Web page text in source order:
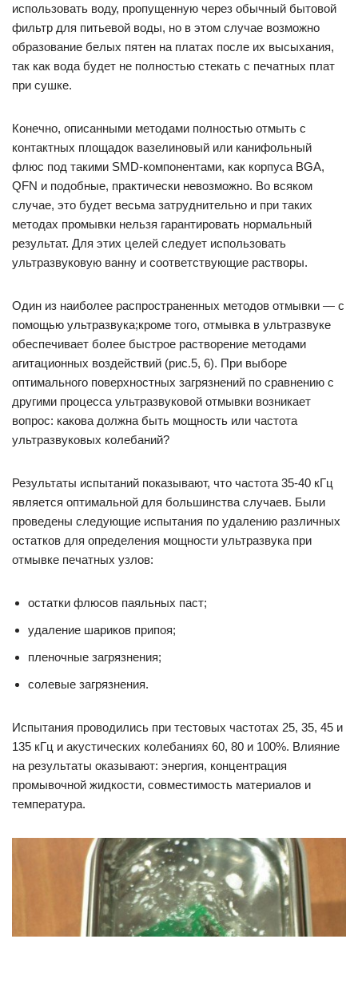
использовать воду, пропущенную через обычный бытовой
фильтр для питьевой воды, но в этом случае возможно
образование белых пятен на платах после их высыхания,
так как вода будет не полностью стекать с печатных плат
при сушке.
Конечно, описанными методами полностью отмыть с
контактных площадок вазелиновый или канифольный
флюс под такими SMD-компонентами, как корпуса BGA,
QFN и подобные, практически невозможно. Во всяком
случае, это будет весьма затруднительно и при таких
методах промывки нельзя гарантировать нормальный
результат. Для этих целей следует использовать
ультразвуковую ванну и соответствующие растворы.
Один из наиболее распространенных методов отмывки — с
помощью ультразвука;кроме того, отмывка в ультразвуке
обеспечивает более быстрое растворение методами
агитационных воздействий (рис.5, 6). При выборе
оптимального поверхностных загрязнений по сравнению с
другими процесса ультразвуковой отмывки возникает
вопрос: какова должна быть мощность или частота
ультразвуковых колебаний?
Результаты испытаний показывают, что частота 35-40 кГц
является оптимальной для большинства случаев. Были
проведены следующие испытания по удалению различных
остатков для определения мощности ультразвука при
отмывке печатных узлов:
остатки флюсов паяльных паст;
удаление шариков припоя;
пленочные загрязнения;
солевые загрязнения.
Испытания проводились при тестовых частотах 25, 35, 45 и
135 кГц и акустических колебаниях 60, 80 и 100%. Влияние
на результаты оказывают: энергия, концентрация
промывочной жидкости, совместимость материалов и
температура.